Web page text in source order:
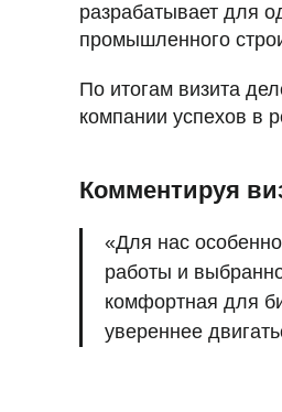
разрабатывает для
промышленного
По итогам визита
компании успехов в
Комментируя
«Для нас
работы и
комфортная для
увереннее